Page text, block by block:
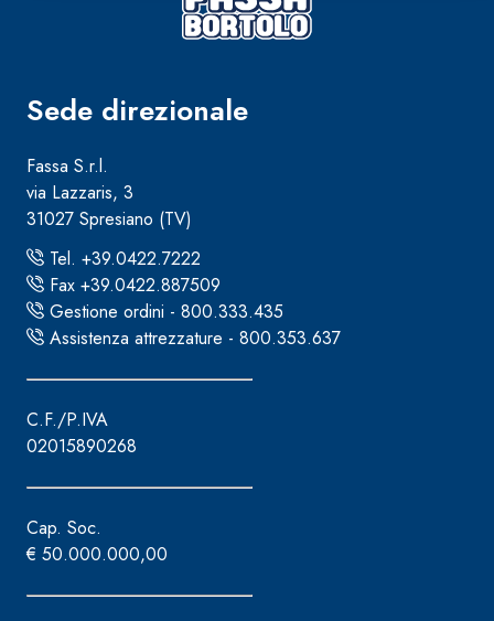
Sede direzionale
Fassa S.r.l.
via Lazzaris, 3
31027 Spresiano (TV)
Tel. +39.0422.7222
Fax +39.0422.887509
Gestione ordini - 800.333.435
Assistenza attrezzature - 800.353.637
C.F./P.IVA
02015890268
Cap. Soc.
€ 50.000.000,00